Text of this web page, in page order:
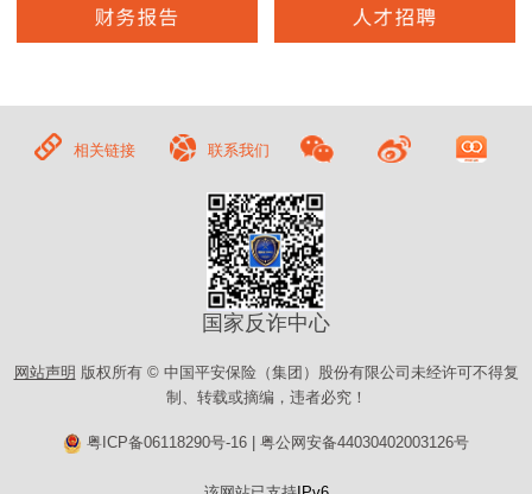
相关链接 联系我们
国家反诈中心
网站声明 版权所有 © 中国平安保险（集团）股份有限公司未经许可不得复
制、转载或摘编，违者必究！
粤ICP备06118290号-16 |粤公网安备44030402003126号